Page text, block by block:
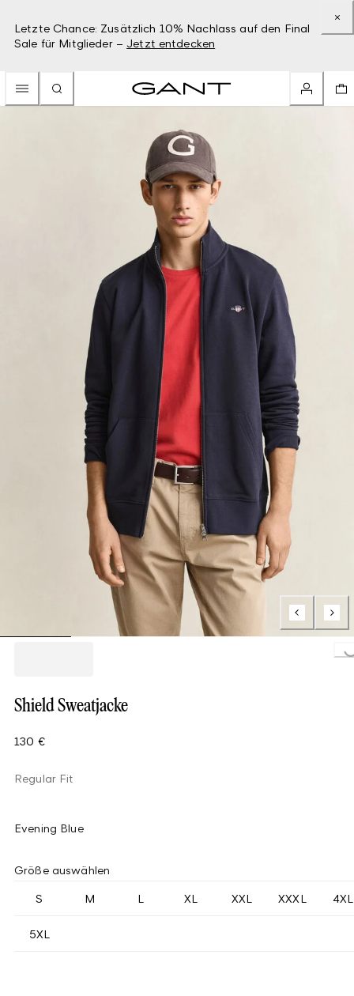
Letzte Chance: Zusätzlich 10% Nachlass auf den Final
Sale für Mitglieder – Jetzt entdecken
Loading...
Shield Sweatjacke
130 €
Regular Fit
Evening Blue
Größe auswählen
S M L XL XXL XXXL 4XL
5XL